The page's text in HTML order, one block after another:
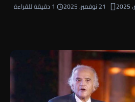
21 نوفمبر، 2025
1 دقيقة للقراءة